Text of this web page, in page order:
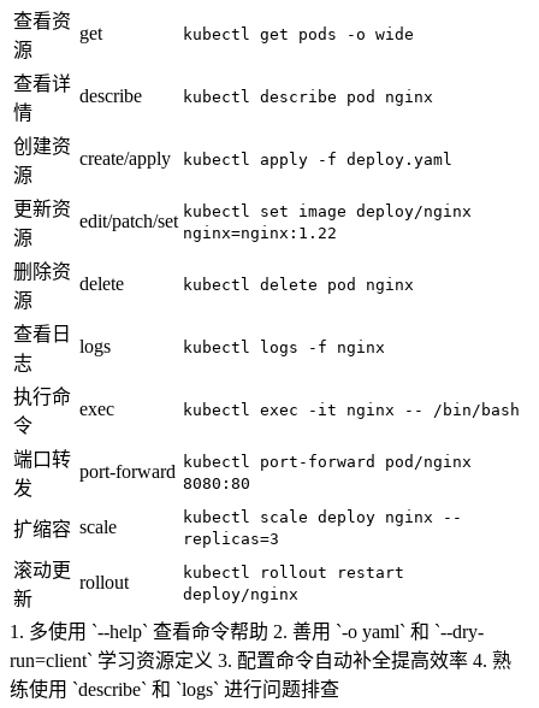
查看资
源
get kubectl get pods -o wide
查看详
情
describe kubectl describe pod nginx
创建资
源
create/apply kubectl apply -f deploy.yaml
更新资
源
edit/patch/set kubectl set image deploy/nginx
nginx=nginx:1.22
删除资
源
delete kubectl delete pod nginx
查看日
志
logs kubectl logs -f nginx
执行命
令
exec kubectl exec -it nginx -- /bin/bash
端口转
发
port-forward kubectl port-forward pod/nginx
8080:80
扩缩容 scale
kubectl scale deploy nginx --
replicas=3
滚动更
新
rollout
kubectl rollout restart
deploy/nginx
1. 多使用 `--help` 查看命令帮助 2. 善用 `-o yaml` 和 `--dry-
run=client` 学习资源定义 3. 配置命令自动补全提高效率 4. 熟
练使用 `describe` 和 `logs` 进行问题排查